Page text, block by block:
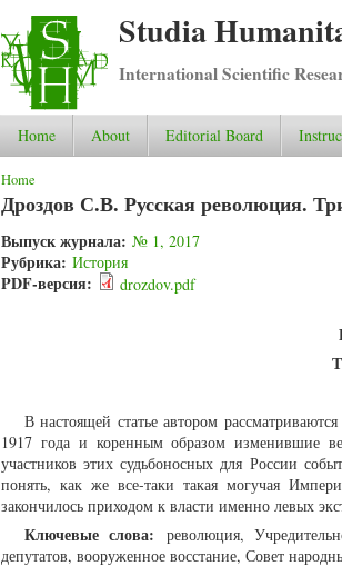
Studia
International Scientific
Home About Editorial Board
You are here
Home
Дроздов С.В. Русская революция.
Выпуск журнала: № 1, 2017
Рубрика: История
PDF-версия: drozdov.pdf
В настоящей статье автором
1917 года и коренным образом изменившие
участников этих судьбоносных для России
понять, как же все-таки такая могучая
закончилось приходом к власти именно левых
Ключевые слова: революция,
депутатов, вооруженное восстание, Совет